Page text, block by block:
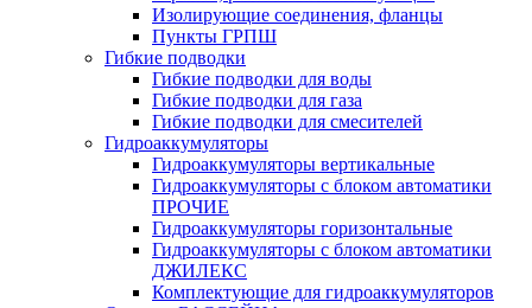
Изолирующие соединения, фланцы
Пункты ГРПШ
Гибкие подводки
Гибкие подводки для воды
Гибкие подводки для газа
Гибкие подводки для смесителей
Гидроаккумуляторы
Гидроаккумуляторы вертикальные
Гидроаккумуляторы с блоком автоматики
ПРОЧИЕ
Гидроаккумуляторы горизонтальные
Гидроаккумуляторы с блоком автоматики
ДЖИЛЕКС
Комплектующие для гидроаккумуляторов